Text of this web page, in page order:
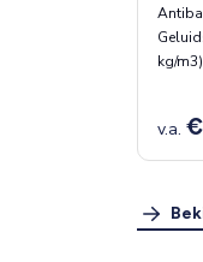
kg/m3)
v.a.